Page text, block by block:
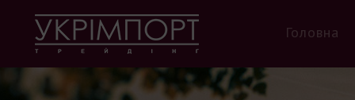
Головна